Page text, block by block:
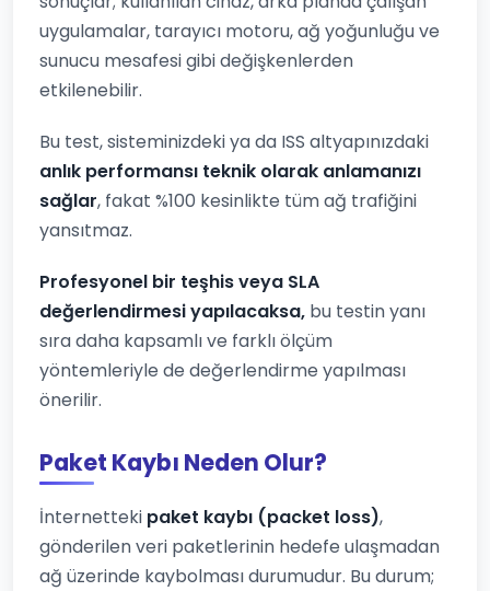
uygulamalar, tarayıcı motoru, ağ yoğunluğu ve
sunucu mesafesi gibi değişkenlerden
etkilenebilir.
Bu test, sisteminizdeki ya da ISS altyapınızdaki
anlık performansı teknik olarak anlamanızı
sağlar, fakat %100 kesinlikte tüm ağ trafiğini
yansıtmaz.
Profesyonel bir teşhis veya SLA
değerlendirmesi yapılacaksa, bu testin yanı
sıra daha kapsamlı ve farklı ölçüm
yöntemleriyle de değerlendirme yapılması
önerilir.
Paket Kaybı Neden Olur?
İnternetteki paket kaybı (packet loss),
gönderilen veri paketlerinin hedefe ulaşmadan
ağ üzerinde kaybolması durumudur. Bu durum;